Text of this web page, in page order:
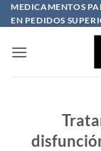
Saltar
al
MEDICAMENTOS
EN PEDIDOS